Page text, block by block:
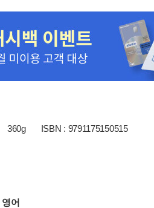
360g ISBN : 9791175150515
영어